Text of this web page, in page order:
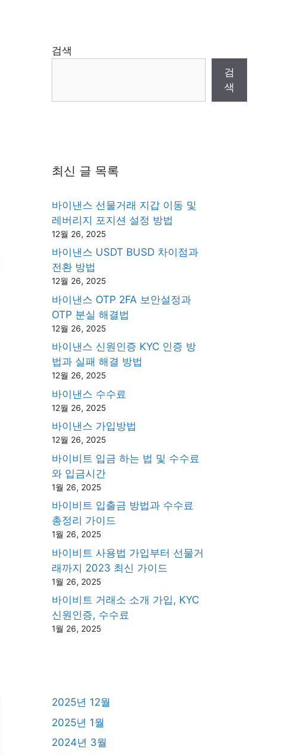
검색
검
색
최신 글 목록
바이낸스 선물거래 지갑 이동 및
레버리지 포지션 설정 방법
12월 26, 2025
바이낸스 USDT BUSD 차이점과
전환 방법
12월 26, 2025
바이낸스 OTP 2FA 보안설정과
OTP 분실 해결법
12월 26, 2025
바이낸스 신원인증 KYC 인증 방
법과 실패 해결 방법
12월 26, 2025
바이낸스 수수료
12월 26, 2025
바이낸스 가입방법
12월 26, 2025
바이비트 입금 하는 법 및 수수료
와 입금시간
1월 26, 2025
바이비트 입출금 방법과 수수료
총정리 가이드
1월 26, 2025
바이비트 사용법 가입부터 선물거
래까지 2023 최신 가이드
1월 26, 2025
바이비트 거래소 소개 가입, KYC
신원인증, 수수료
1월 26, 2025
2025년 12월
2025년 1월
2024년 3월